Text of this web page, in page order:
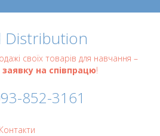
Distribution
своїх товарів для навчання –
заявку на співпрацю!
852-3161
Контакти